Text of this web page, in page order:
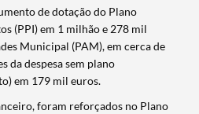
de dotação do Plano
(PPI) em 1 milhão e 278 mil
Municipal (PAM), em cerca de
da despesa sem plano
em 179 mil euros.
foram reforçados no Plano